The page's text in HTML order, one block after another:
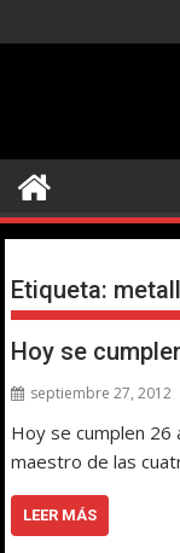
al
Etiqueta:
Hoy se
septiembre 27, 2012
Hoy se cumplen 26
maestro de las
LEER MÁS